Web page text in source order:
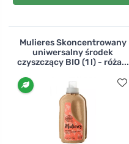
Mulieres Skoncentrowany
uniwersalny środek
czyszczący BIO (1 l) - róża...